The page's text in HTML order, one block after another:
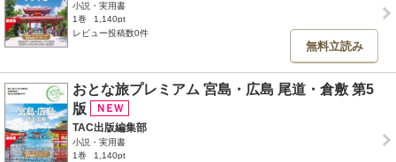
小説・実用書
1巻
1,140pt
レビュー投稿数0件
無料立読み
おとな旅プレミアム 宮島・広島 尾道・倉敷 第5
版
TAC出版編集部
小説・実用書
1巻
1,140pt